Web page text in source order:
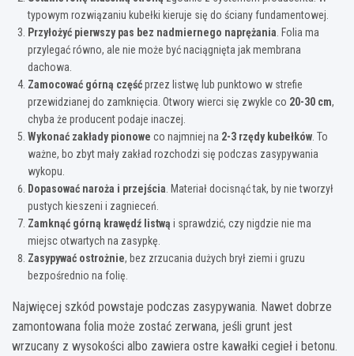
typowym rozwiązaniu kubełki kieruje się do ściany fundamentowej.
Przyłożyć pierwszy pas bez nadmiernego naprężania . Folia ma
przylegać równo, ale nie może być naciągnięta jak membrana
dachowa.
Zamocować górną częśćprzez listwę lub punktowo w strefie
przewidzianej do zamknięcia. Otwory wierci się zwykle co 20-30 cm,
chyba że producent podaje inaczej.
Wykonać zakłady pionowe co najmniej na 2-3 rzędy kubełków . To
ważne, bo zbyt mały zakład rozchodzi się podczas zasypywania
wykopu.
Dopasować naroża i przejścia . Materiał docisnąć tak, by nie tworzył
pustych kieszeni i zagnieceń.
Zamknąć górną krawędź listwą i sprawdzić, czy nigdzie nie ma
miejsc otwartych na zasypkę.
Zasypywać ostrożnie, bez zrzucania dużych brył ziemi i gruzu
bezpośrednio na folię.
Najwięcej szkód powstaje podczas zasypywania. Nawet dobrze
zamontowana folia może zostać zerwana, jeśli grunt jest
wrzucany z wysokości albo zawiera ostre kawałki cegieł i betonu.